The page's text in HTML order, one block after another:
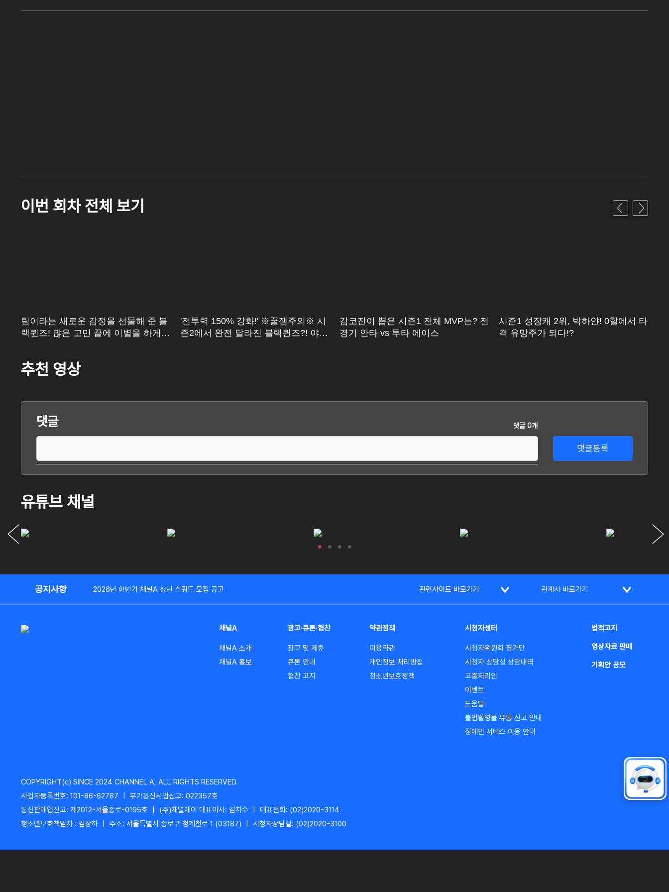
이번 회차 전체 보기
팀이라는 새로운 감정을 선물해 준 블
랙퀸즈! 많은 고민 끝에 이별을 하게
'전투력 150% 강화!' ※꿀잼주의※ 시
즌2에서 완전 달라진 블랙퀸즈?! 야구
감코진이 뽑은 시즌1 전체 MVP는? 전
경기 안타 vs 투타 에이스
시즌1 성장캐 2위, 박하얀! 0할에서 타
격 유망주가 되다!?
추천 영상
댓글 댓글 0개
댓글등록
유튜브 채널
공지사항 2026년 하반기 채널A 청년 스쿼드 모집 공고 관련사이트 바로가기 관계사 바로가기
채널A
채널A 소개
채널A 홍보
광고·큐톤·협찬
광고 및 제휴
큐톤 안내
협찬 고지
약관정책
이용약관
개인정보 처리방침
청소년보호정책
시청자센터
시청자위원회 평가단
시청자 상담실 상담내역
고충처리인
이벤트
도움말
불법촬영물 유통 신고 안내
장애인 서비스 이용 안내
법적고지
영상자료 판매
기획안 공모
COPYRIGHT(c) SINCE 2024 CHANNEL A, ALL RIGHTS RESERVED.
사업자등록번호: 101-86-62787
부가통신사업신고: 022357호
통신판매업신고: 제2012-서울종로-0195호
(주)채널에이 대표이사: 김차수
대표전화: (02)2020-3114
청소년보호책임자 : 김상하
주소: 서울특별시 종로구 청계천로 1 (03187) 시청자상담실: (02)2020-3100